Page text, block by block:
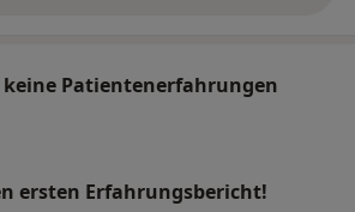
keine Patientenerfahrungen
ersten Erfahrungsbericht!